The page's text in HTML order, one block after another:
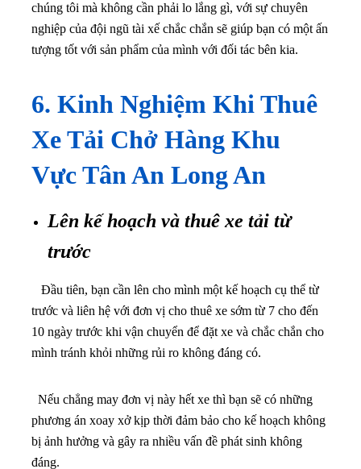
chúng tôi mà không cần phải lo lắng gì, với sự chuyên
nghiệp của đội ngũ tài xế chắc chắn sẽ giúp bạn có một ấn
tượng tốt với sản phẩm của mình với đối tác bên kia.
6. Kinh Nghiệm Khi Thuê
Xe Tải Chở Hàng Khu
Vực Tân An Long An
Lên kế hoạch và thuê xe tải từ
trước
Đầu tiên, bạn cần lên cho mình một kế hoạch cụ thể từ
trước và liên hệ với đơn vị cho thuê xe sớm từ 7 cho đến
10 ngày trước khi vận chuyển để đặt xe và chắc chắn cho
mình tránh khỏi những rủi ro không đáng có.
Nếu chẳng may đơn vị này hết xe thì bạn sẽ có những
phương án xoay xở kịp thời đảm bảo cho kế hoạch không
bị ảnh hưởng và gây ra nhiều vấn đề phát sinh không
đáng.